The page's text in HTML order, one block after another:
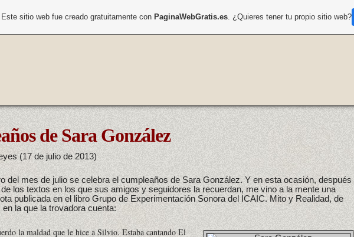
de Sara González
(17 de julio de 2013)
del mes de julio se celebra el cumpleaños de Sara González. Y en esta ocasión, después
los textos en los que sus amigos y seguidores la recuerdan, me vino a la mente una
publicada en el libro Grupo de Experimentación Sonora del ICAIC. Mito y Realidad, de
la que la trovadora cuenta:
la maldad que le hice a Silvio. Estaba cantandoEl
Este sitio web fue creado gratuitamente con PaginaWebGratis.es. ¿Quieres tener tu propio sitio web?